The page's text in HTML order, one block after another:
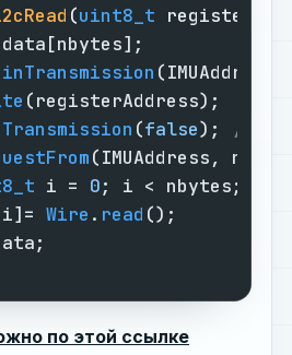
(uint8_t
data[nbytes];
(registerAddress);
(false);
//
(IMUAddress,
i = 0; i < nbytes;
Wire . read ();
по этой ссылке